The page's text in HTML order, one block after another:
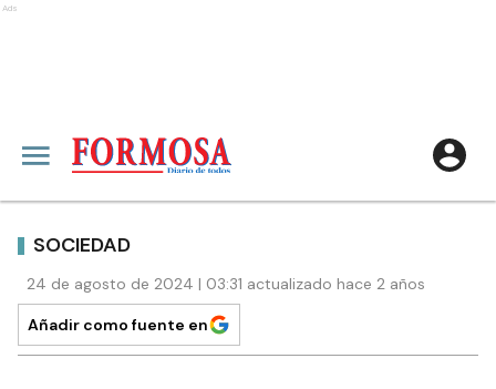
Ads
SOCIEDAD
24 de agosto de 2024 | 03:31 actualizado hace 2 años
Añadir como fuente en